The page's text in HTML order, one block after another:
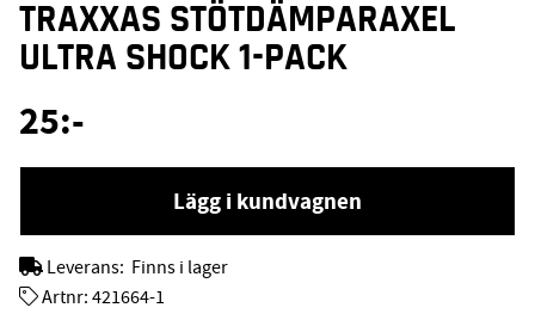
TRAXXAS STÖTDÄMPARAXEL
ULTRA SHOCK 1-PACK
25:-
Lägg i kundvagnen
Leverans: Finns i lager
Artnr: 421664-1